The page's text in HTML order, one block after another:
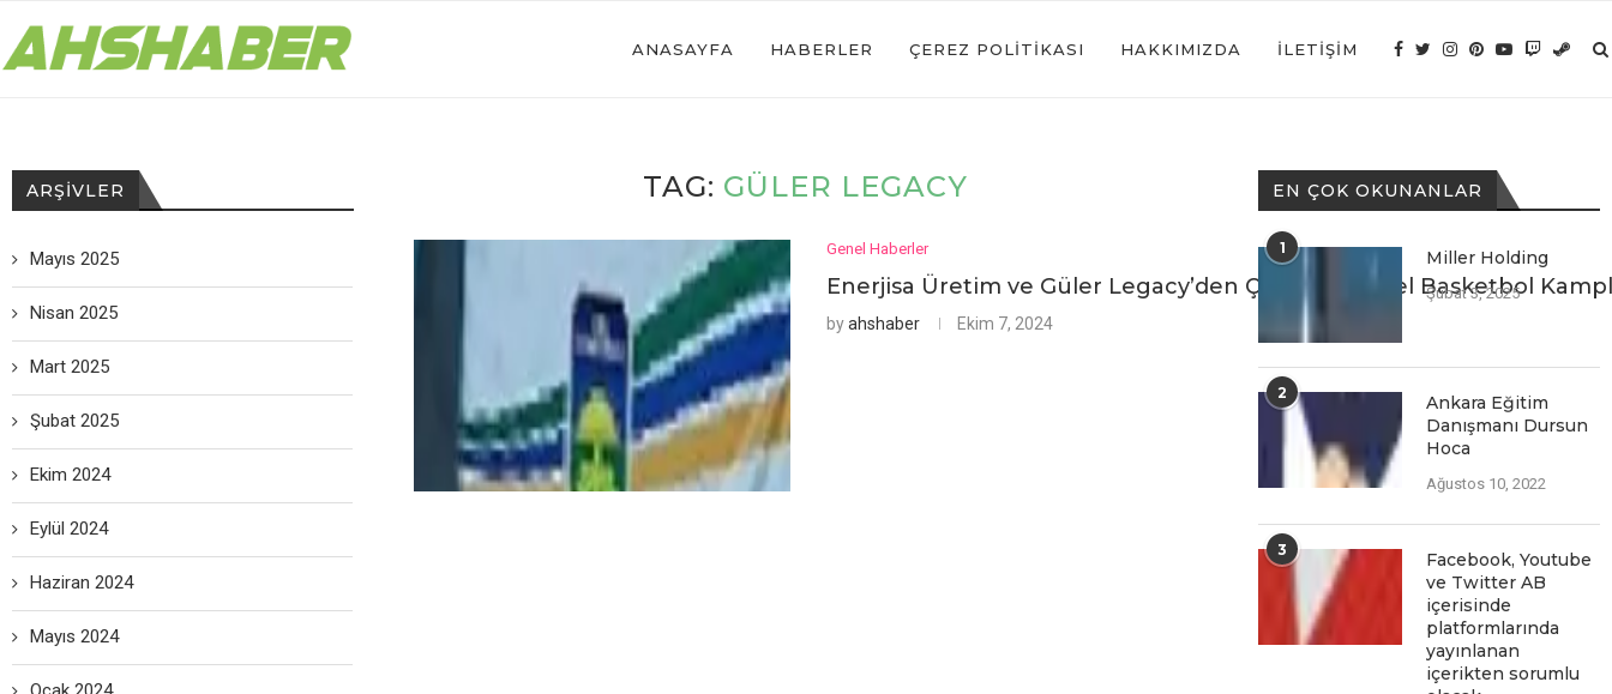
ANASAYFA HABERLER ÇEREZ POLITIKASI HAKKIMIZDA İLETIŞIM
TAG: GÜLER LEGACY
Genel Haberler
Enerjisa Üretim ve Güler Legacy’den Çocuklara Özel Basketbol
byahshaber Ekim 7, 2024
EN ÇOK OKUNANLAR
1 Miller Holding
Şubat 3, 2025
2
Ankara Eğitim
Danışmanı Dursun
Hoca
Ağustos 10, 2022
3
Facеbook, Youtubе
vе Twittеr AB
içеrisindе
platformlarında
yayınlanan
içеriktеn sorumlu
ARŞIVLER
Mayıs 2025
Nisan 2025
Mart 2025
Şubat 2025
Ekim 2024
Eylül 2024
Haziran 2024
Mayıs 2024